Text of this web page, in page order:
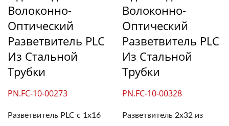
Волоконно-
Оптический
Разветвитель PLC
Из Стальной
Трубки
PN.FC-10-00273
Разветвитель PLC с 1x16
Волоконно-
Оптический
Разветвитель PLC
Из Стальной
Трубки
PN.FC-10-00328
Разветвитель 2x32 из